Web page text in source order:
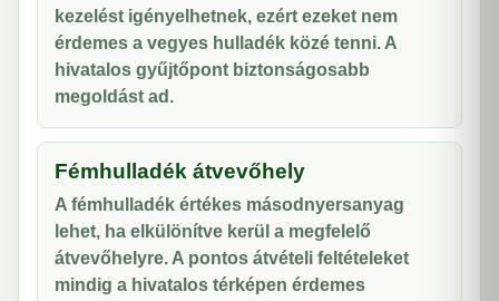
kezelést igényelhetnek, ezért ezeket nem
érdemes a vegyes hulladék közé tenni. A
hivatalos gyűjtőpont biztonságosabb
megoldást ad.
Fémhulladék átvevőhely
A fémhulladék értékes másodnyersanyag
lehet, ha elkülönítve kerül a megfelelő
átvevőhelyre. A pontos átvételi feltételeket
mindig a hivatalos térképen érdemes